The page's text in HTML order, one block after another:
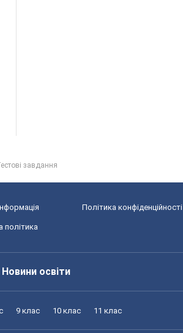
завдання
Політика конфіденційності
політика
Новини освіти
9 клас 10 клас 11 клас